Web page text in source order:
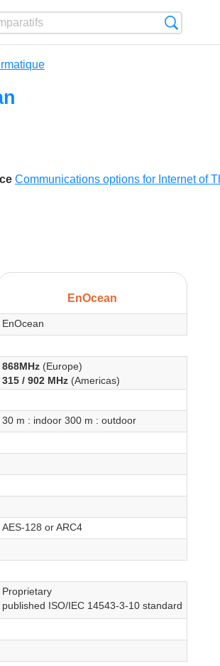
Communications options for Internet of
EnOcean
EnOcean
868MHz(Europe)
315 / 902 MHz(Americas)
30 m : indoor 300 m : outdoor
AES-128 or ARC4
Proprietary
published ISO/IEC 14543-3-10 standard